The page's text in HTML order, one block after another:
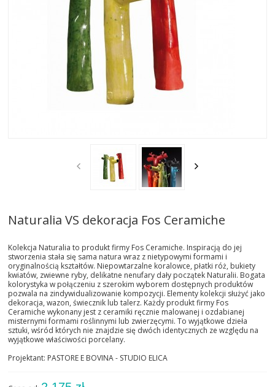
AKTUALNOSCI
STREFA-PROJEKTANTA
REALIZACJE
Naturalia VS dekoracja Fos Ceramiche
Kolekcja Naturalia to produkt firmy Fos Ceramiche. Inspiracją do jej
stworzenia stała się sama natura wraz z nietypowymi formami i
oryginalnością kształtów. Niepowtarzalne koralowce, płatki róż, bukiety
kwiatów, zwiewne ryby, delikatne nenufary dały początek Naturalii. Bogata
kolorystyka w połączeniu z szerokim wyborem dostępnych produktów
pozwala na zindywidualizowanie kompozycji. Elementy kolekcji służyć jako
dekoracja, wazon, świecznik lub talerz. Każdy produkt firmy Fos
Ceramiche wykonany jest z ceramiki ręcznie malowanej i ozdabianej
misternymi formami roślinnymi lub zwierzęcymi. To wyjątkowe dzieła
sztuki, wśród których nie znajdzie się dwóch identycznych ze względu na
wyjątkowe właściwości porcelany.
Projektant: PASTORE E BOVINA - STUDIO ELICA